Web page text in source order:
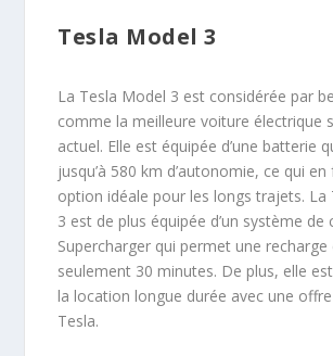
Tesla Model 3
La Tesla Model 3 est considérée par
comme la meilleure voiture électrique
actuel. Elle est équipée d’une batterie
jusqu’à 580 km d’autonomie, ce qui
option idéale pour les longs trajets. La
3 est de plus équipée d’un système de
Supercharger qui permet une
seulement 30 minutes. De plus, elle
la location longue durée avec une
Tesla.